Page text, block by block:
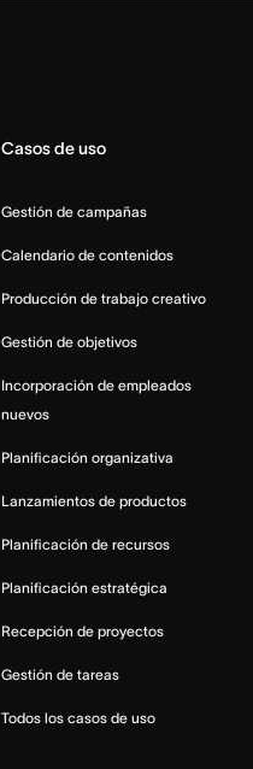
Casos de uso
Gestión de campañas
Calendario de contenidos
Producción de trabajo creativo
Gestión de objetivos
Incorporación de empleados
nuevos
Planificación organizativa
Lanzamientos de productos
Planificación de recursos
Planificación estratégica
Recepción de proyectos
Gestión de tareas
Todos los casos de uso